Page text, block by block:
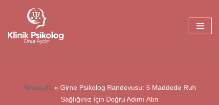
geç
Anasayfa » Girne Psikolog Randevusu: 5 Maddede Ruh
Sağlığınız İçin Doğru Adımı Atın